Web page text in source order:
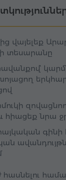
վայելեք
տեսարանը
հիացեք նրա
գինի
հասնելու